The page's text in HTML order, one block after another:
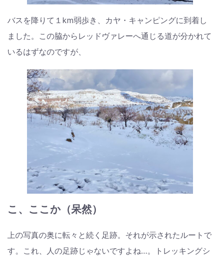
バスを降りて１km弱歩き、カヤ・キャンピングに到着し
ました。この脇からレッドヴァレーへ通じる道が分かれて
いるはずなのですが、
こ、ここか（呆然）
上の写真の奥に転々と続く足跡。それが示されたルートで
す。これ、人の足跡じゃないですよね…。トレッキングシ